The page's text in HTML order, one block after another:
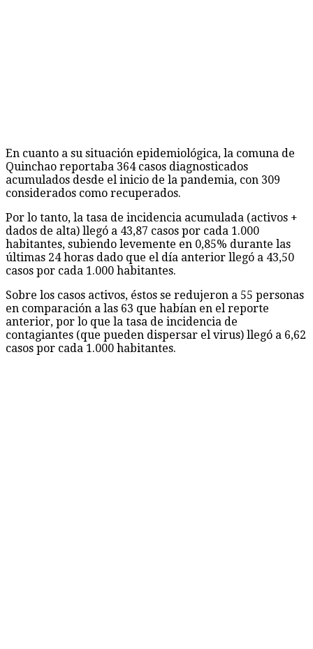
En cuanto a su situación epidemiológica, la comuna de
Quinchao reportaba 364 casos diagnosticados
acumulados desde el inicio de la pandemia, con 309
considerados como recuperados.
Por lo tanto, la tasa de incidencia acumulada (activos +
dados de alta) llegó a 43,87 casos por cada 1.000
habitantes, subiendo levemente en 0,85% durante las
últimas 24 horas dado que el día anterior llegó a 43,50
casos por cada 1.000 habitantes.
Sobre los casos activos, éstos se redujeron a 55 personas
en comparación a las 63 que habían en el reporte
anterior, por lo que la tasa de incidencia de
contagiantes (que pueden dispersar el virus) llegó a 6,62
casos por cada 1.000 habitantes.